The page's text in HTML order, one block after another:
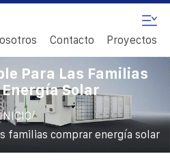
Contacto Proyectos
Para Las Familias
Solar
INICIO/
familias comprar energía solar